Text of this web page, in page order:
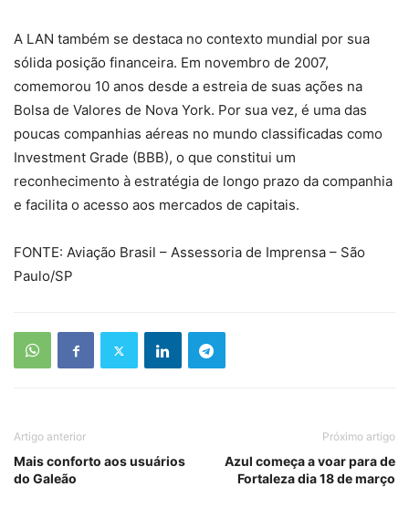
A LAN também se destaca no contexto mundial por sua
sólida posição financeira. Em novembro de 2007,
comemorou 10 anos desde a estreia de suas ações na
Bolsa de Valores de Nova York. Por sua vez, é uma das
poucas companhias aéreas no mundo classificadas como
Investment Grade (BBB), o que constitui um
reconhecimento à estratégia de longo prazo da companhia
e facilita o acesso aos mercados de capitais.
FONTE: Aviação Brasil – Assessoria de Imprensa – São
Paulo/SP
Artigo anterior
Mais conforto aos usuários
do Galeão
Próximo artigo
Azul começa a voar para de
Fortaleza dia 18 de março